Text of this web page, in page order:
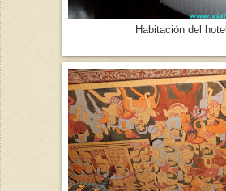
Habitación del hotel